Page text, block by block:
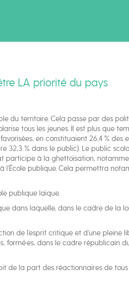
LA priorité du pays
du territoire. Cela passe par des
tous les jeunes. Il est plus que
en constituaient 26,4 % des
32,3 % dans le public). Le public
participe à la ghettoïsation,
l’École publique. Cela permettra
publique laïque.
dans laquelle, dans le cadre de la
de l’esprit critique et d’une pleine
formé·es, dans le cadre républicain
de la part des réactionnaires de tous